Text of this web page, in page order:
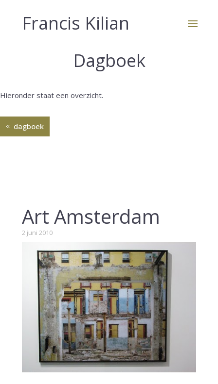
Francis Kilian
Dagboek
Hieronder staat een overzicht.
dagboek
Art Amsterdam
2 juni 2010